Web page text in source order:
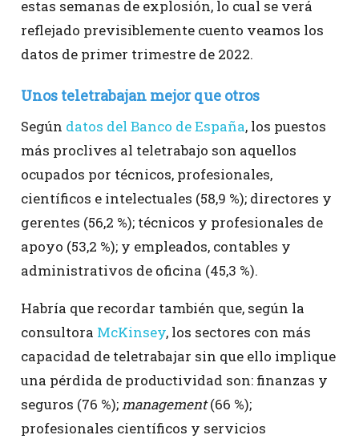
estas semanas de explosión, lo cual se verá
reflejado previsiblemente cuento veamos los
datos de primer trimestre de 2022.
Unos teletrabajan mejor que otros
Según datos del Banco de España, los puestos
más proclives al teletrabajo son aquellos
ocupados por técnicos, profesionales,
científicos e intelectuales (58,9 %); directores y
gerentes (56,2 %); técnicos y profesionales de
apoyo (53,2 %); y empleados, contables y
administrativos de oficina (45,3 %).
Habría que recordar también que, según la
consultora McKinsey, los sectores con más
capacidad de teletrabajar sin que ello implique
una pérdida de productividad son: finanzas y
seguros (76 %);management(66 %);
profesionales científicos y servicios